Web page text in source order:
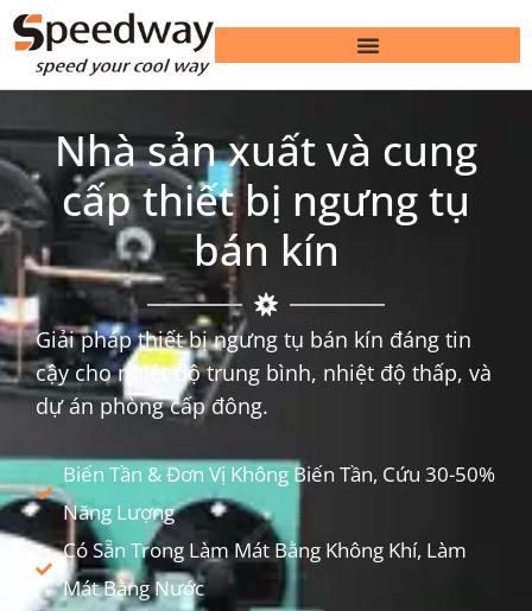
Nhà sản xuất và cung
cấp thiết bị ngưng tụ
bán kín
Giải pháp thiết bị ngưng tụ bán kín đáng tin
cậy cho nhiệt độ trung bình, nhiệt độ thấp, và
dự án phòng cấp đông.
Biến Tần & Đơn Vị Không Biến Tần, Cứu 30-50%
Năng Lượng
Có Sẵn Trong Làm Mát Bằng Không Khí, Làm
Mát Bằng Nước